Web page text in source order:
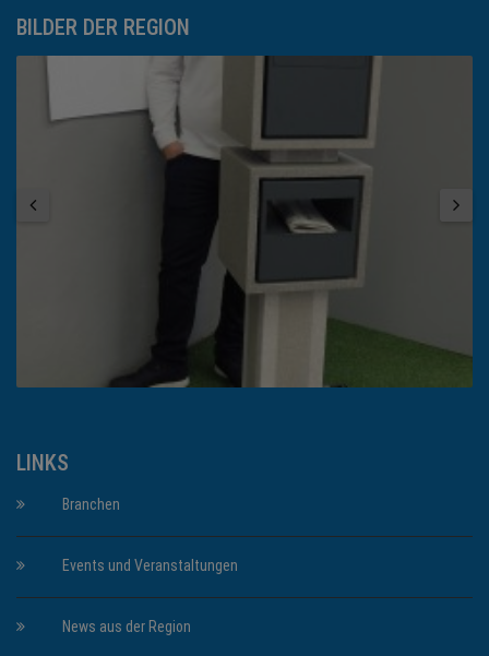
BILDER DER REGION
LINKS
Branchen
Events und Veranstaltungen
News aus der Region